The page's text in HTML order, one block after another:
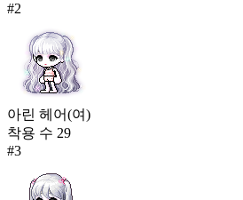
#2
아린 헤어(여)
착용 수 29
#3